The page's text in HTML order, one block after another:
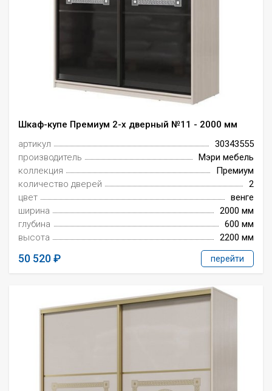
Шкаф-купе Премиум 2-х дверный №11 - 2000 мм
артикул
30343555
производитель
Мэри мебель
коллекция
Премиум
количество дверей
2
цвет
венге
ширина
2000 мм
глубина
600 мм
высота
2200 мм
50 520 перейти